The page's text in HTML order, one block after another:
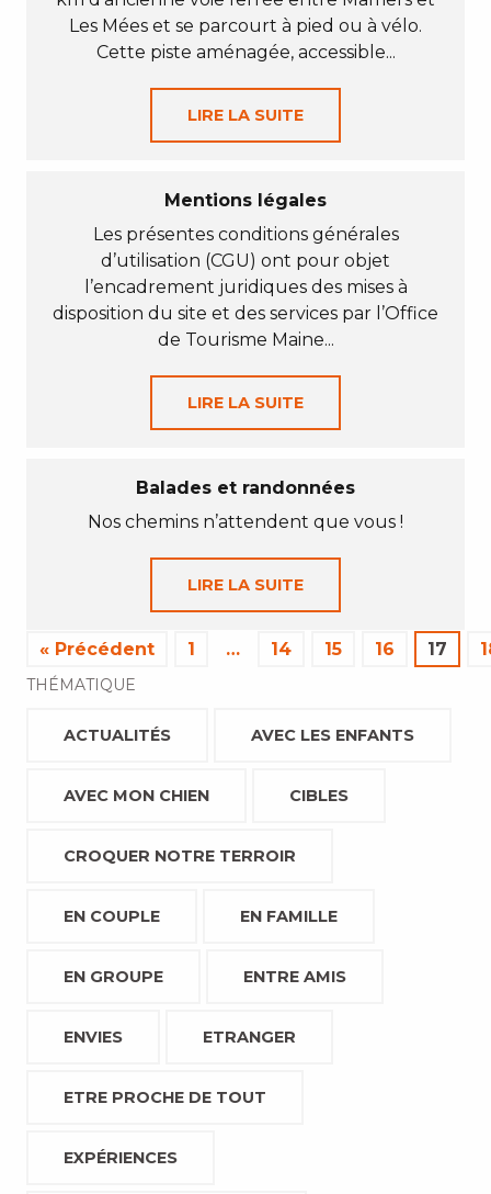
Les Mées et se parcourt à pied ou à vélo.
Cette piste aménagée, accessible...
LIRE LA SUITE
Mentions légales
Les présentes conditions générales
d’utilisation (CGU) ont pour objet
l’encadrement juridiques des mises à
disposition du site et des services par l’Office
de Tourisme Maine...
LIRE LA SUITE
Balades et randonnées
Nos chemins n’attendent que vous !
LIRE LA SUITE
« Précédent 1 … 14 15 16 17
THÉMATIQUE
ACTUALITÉS AVEC LES ENFANTS
AVEC MON CHIEN CIBLES
CROQUER NOTRE TERROIR
EN COUPLE EN FAMILLE
EN GROUPE ENTRE AMIS
ENVIES ETRANGER
ETRE PROCHE DE TOUT
EXPÉRIENCES